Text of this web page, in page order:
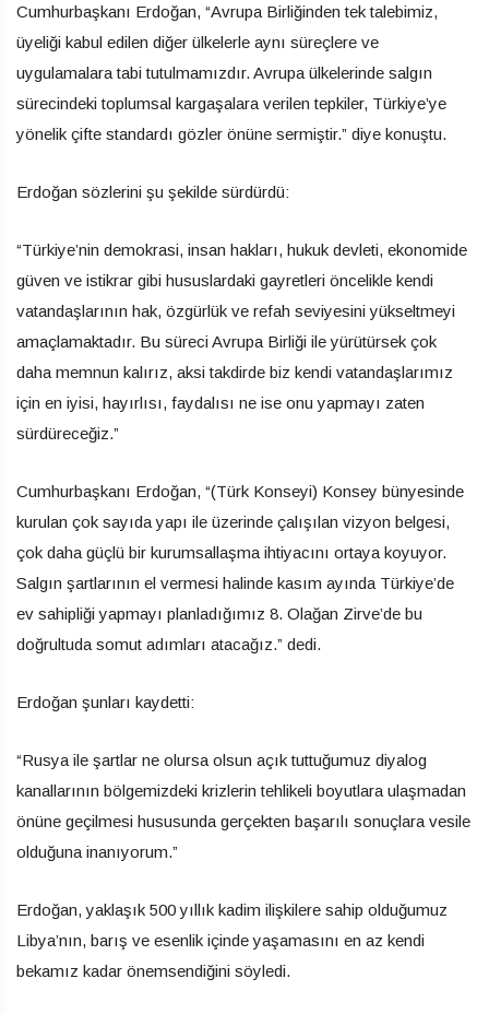
Cumhurbaşkanı Erdoğan, “Avrupa Birliğinden tek talebimiz,
üyeliği kabul edilen diğer ülkelerle aynı süreçlere ve
uygulamalara tabi tutulmamızdır. Avrupa ülkelerinde salgın
sürecindeki toplumsal kargaşalara verilen tepkiler, Türkiye’ye
yönelik çifte standardı gözler önüne sermiştir.” diye konuştu.
Erdoğan sözlerini şu şekilde sürdürdü:
“Türkiye’nin demokrasi, insan hakları, hukuk devleti, ekonomide
güven ve istikrar gibi hususlardaki gayretleri öncelikle kendi
vatandaşlarının hak, özgürlük ve refah seviyesini yükseltmeyi
amaçlamaktadır. Bu süreci Avrupa Birliği ile yürütürsek çok
daha memnun kalırız, aksi takdirde biz kendi vatandaşlarımız
için en iyisi, hayırlısı, faydalısı ne ise onu yapmayı zaten
sürdüreceğiz.”
Cumhurbaşkanı Erdoğan, “(Türk Konseyi) Konsey bünyesinde
kurulan çok sayıda yapı ile üzerinde çalışılan vizyon belgesi,
çok daha güçlü bir kurumsallaşma ihtiyacını ortaya koyuyor.
Salgın şartlarının el vermesi halinde kasım ayında Türkiye’de
ev sahipliği yapmayı planladığımız 8. Olağan Zirve’de bu
doğrultuda somut adımları atacağız.” dedi.
Erdoğan şunları kaydetti:
“Rusya ile şartlar ne olursa olsun açık tuttuğumuz diyalog
kanallarının bölgemizdeki krizlerin tehlikeli boyutlara ulaşmadan
önüne geçilmesi hususunda gerçekten başarılı sonuçlara vesile
olduğuna inanıyorum.”
Erdoğan, yaklaşık 500 yıllık kadim ilişkilere sahip olduğumuz
Libya’nın, barış ve esenlik içinde yaşamasını en az kendi
bekamız kadar önemsendiğini söyledi.